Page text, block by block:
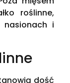
roślinne,
nasionach i
dość